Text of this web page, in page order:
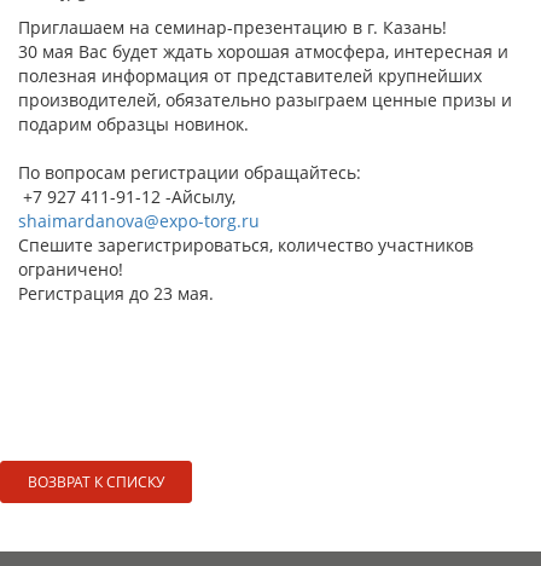
Приглашаем на семинар-презентацию в г. Казань!
30 мая Вас будет ждать хорошая атмосфера, интересная и
полезная информация от представителей крупнейших
производителей, обязательно разыграем ценные призы и
подарим образцы новинок.
По вопросам регистрации обращайтесь:
+7 927 411-91-12 -Айсылу,
shaimardanova@expo-torg.ru
Спешите зарегистрироваться, количество участников
ограничено!
Регистрация до 23 мая.
ВОЗВРАТ К СПИСКУ